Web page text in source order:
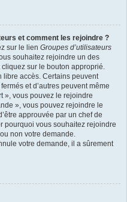
et comment les rejoindre ?
sur le lien Groupes d’utilisateurs
souhaitez rejoindre un des
sur le bouton approprié.
libre accès. Certains peuvent
et d’autres peuvent même
», vous pouvez le rejoindre
», vous pouvez rejoindre le
approuvée par un chef de
pourquoi vous souhaitez rejoindre
non votre demande.
votre demande, il a sûrement